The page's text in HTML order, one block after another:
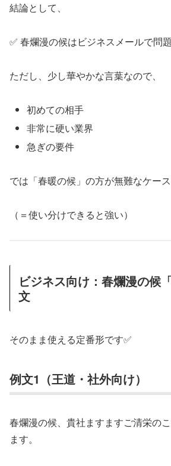
結論として、
✅ 春爛漫の候はビジネスメールで問
ただし、少し華やかな言葉なので、
初めての相手
非常に硬い業界
急ぎの要件
では「春暖の候」の方が無難なケース
（＝使い分けできると強い）
ビジネス向け：春爛漫の候
文
そのまま使える定番形です✅
例文1（王道・社外向け）
春爛漫の候、貴社ますますご清栄の
ます。